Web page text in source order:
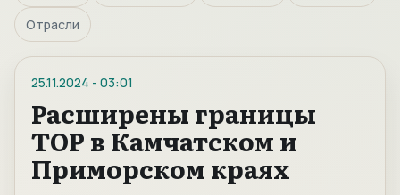
Отрасли
25.11.2024 - 03:01
Расширены границы
ТОР в Камчатском и
Приморском краях